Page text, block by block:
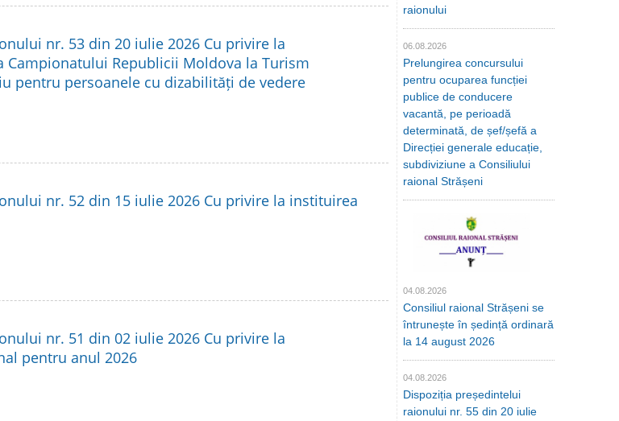
nr. 53 din 20 iulie 2026 Cu privire la
Campionatului Republicii Moldova la Turism
pentru persoanele cu dizabilități de vedere
nr. 52 din 15 iulie 2026 Cu privire la instituirea
nr. 51 din 02 iulie 2026 Cu privire la
pentru anul 2026
raionului
06.08.2026
Prelungirea concursului
pentru ocuparea funcției
publice de conducere
vacantă, pe perioadă
determinată, de șef/șefă a
Direcției generale educație,
subdiviziune a Consiliului
raional Strășeni
04.08.2026
Consiliul raional Strășeni se
întrunește în ședință ordinară
la 14 august 2026
04.08.2026
Dispoziția președintelui
raionului nr. 55 din 20 iulie